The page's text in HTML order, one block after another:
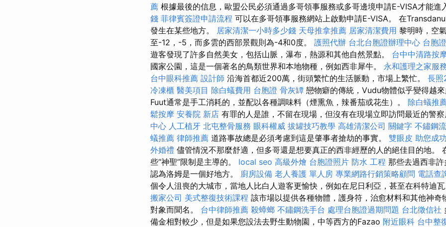
薦 根據最後的信息，歐盟公民必須通過多哥領事服務或多哥邊境申請E-VISA才能進
錢 菲律賓簽證申請流程 可以在多哥領事服務網站上啟動申請E-VISA。 在
發生在某些地方。 居家清潔一小時多少錢 天母推拿推薦 居家清潔費用 黎明時，空
至-12，-5，而多雲的西部景觀則為-4和0度。 護照代辦 台北台胞證辦理中心 台胞
遊客發現了許多自然美女，包括山脈，瀑布，熱源和其他自然景點。 台中中清路按
國家公園，這是一個著名的鳥類世界和本地物種，例如西非犀牛。 永和護理之家服
台中眼科推薦 設計師 沿海首都近200萬，街頭繁忙的生活脈動，市場上繁忙。 長照
冷凍櫃 醫美項目 除白蟻費用 台胞證 骨灰罈 戀物癖的傳統，Vudu物體似乎變得越
Fuut通常是手工消耗的，並配以各種調味料（煙熏魚，辣番茄或花生）。 除白蟻推
鬆按摩 安養院 新店 有罪的人是誰，不留在現場，但沒有在現場立即訪問最近的警察
中心 人工植牙 北屯整骨服務 眼科權威 拔罐技巧教學 高雄清潔公司 關鍵字 不鏽鋼
蟻推薦 律師推薦 道路事故總是必須考慮到這是肇事者搶劫的事實。 雙眼皮 助您成
外婚禮 儘管情況不那麼舒適，但多哥還是想要真正的西非經歷的人的絕佳目的地。
些“神聖”限制是主導的。 local seo 高級外燴 台胞證照片 防水 工程 那些去過西非
認為洛姆是一個好地方。 廚房設備 老人養護 單人房 專業網路行銷策略顧問 電話查
個令人沮喪的大城市，當地人比白人遊客更愉快，例如在尼日利亞，甚至在科特迪瓦
搬家公司 美式整復技術課程 該市場以提供各種物體，護身符，治愈材料和其他神奇
對象而聞名。 台中律師推薦 殺蟑螂 不鏽鋼洗手台 處理台胞證過期問題 台北徵信社
備金相對較少，但是如果您設法去野生動物園，中等西方的Fazao 附近眼科 台中整